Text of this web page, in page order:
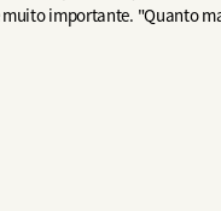
importante. "Quanto